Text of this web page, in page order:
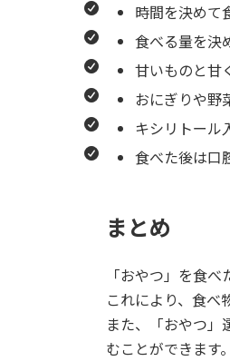
時間を決めて
食べる量を決
甘いものと甘
おにぎりや野
キシリトール
食べた後は口
まとめ
「おやつ」を食
これにより、食べ
また、「おやつ」
むことができます。